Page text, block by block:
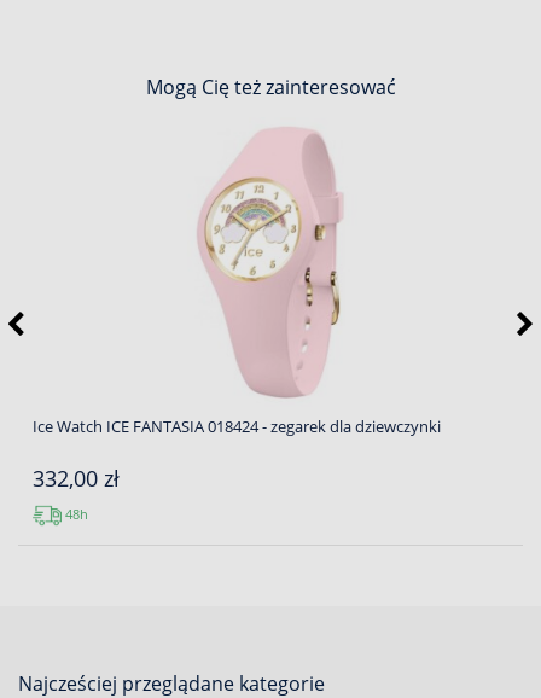
Mogą Cię też zainteresować
Ice Watch ICE FANTASIA 018424 - zegarek dla dziewczynki
332,00 zł
48h
Najcześciej przeglądane kategorie